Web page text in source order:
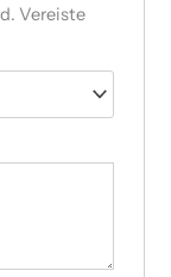
Vereiste